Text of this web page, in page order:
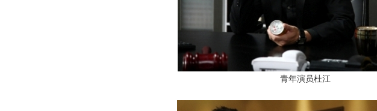
青年演员杜江